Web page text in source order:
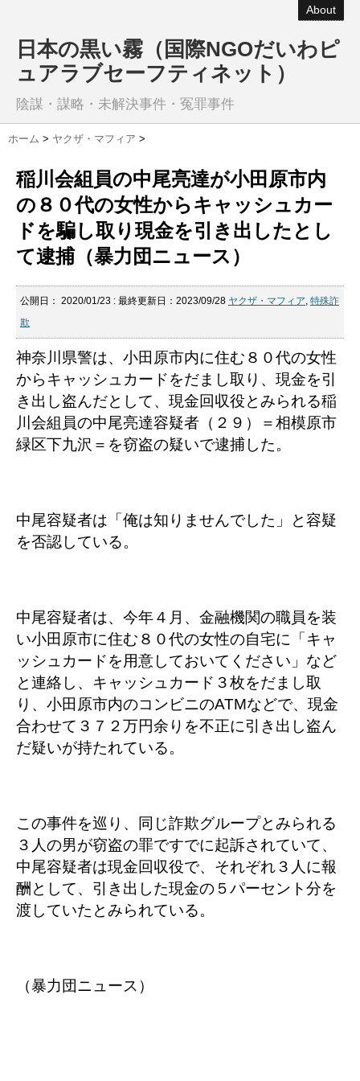
About
日本の黒い霧（国際NGOだいわピ
ュアラブセーフティネット）
陰謀・謀略・未解決事件・冤罪事件
ホーム > ヤクザ・マフィア >
稲川会組員の中尾亮達が小田原市内
の８０代の女性からキャッシュカー
ドを騙し取り現金を引き出したとし
て逮捕（暴力団ニュース）
公開日： 2020/01/23 : 最終更新日：2023/09/28 ヤクザ・マフィア, 特殊詐
欺
神奈川県警は、小田原市内に住む８０代の女性
からキャッシュカードをだまし取り、現金を引
き出し盗んだとして、現金回収役とみられる稲
川会組員の中尾亮達容疑者（２９）＝相模原市
緑区下九沢＝を窃盗の疑いで逮捕した。
中尾容疑者は「俺は知りませんでした」と容疑
を否認している。
中尾容疑者は、今年４月、金融機関の職員を装
い小田原市に住む８０代の女性の自宅に「キャ
ッシュカードを用意しておいてください」など
と連絡し、キャッシュカード３枚をだまし取
り、小田原市内のコンビニのATMなどで、現金
合わせて３７２万円余りを不正に引き出し盗ん
だ疑いが持たれている。
この事件を巡り、同じ詐欺グループとみられる
３人の男が窃盗の罪ですでに起訴されていて、
中尾容疑者は現金回収役で、それぞれ３人に報
酬として、引き出した現金の５パーセント分を
渡していたとみられている。
（暴力団ニュース）